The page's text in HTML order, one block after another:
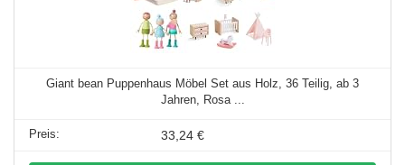
Giant bean Puppenhaus Möbel Set aus Holz, 36 Teilig, ab 3
Jahren, Rosa ...
33,24 €